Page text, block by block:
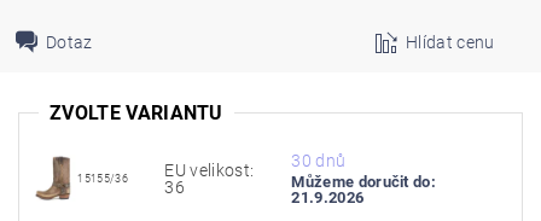
Dotaz Hlídat cenu
ZVOLTE VARIANTU
15155/36
EU velikost:
36
30 dnů
Můžeme doručit do:
21.9.2026